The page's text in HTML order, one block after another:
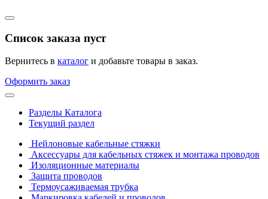
Список заказа пуст
Вернитесь в каталог и добавьте товары в заказ.
Оформить заказ
Разделы Каталога
Текущий раздел
Нейлоновые кабельные стяжки
Аксессуары для кабельных стяжек и монтажа проводов
Изоляционные материалы
Защита проводов
Термоусаживаемая трубка